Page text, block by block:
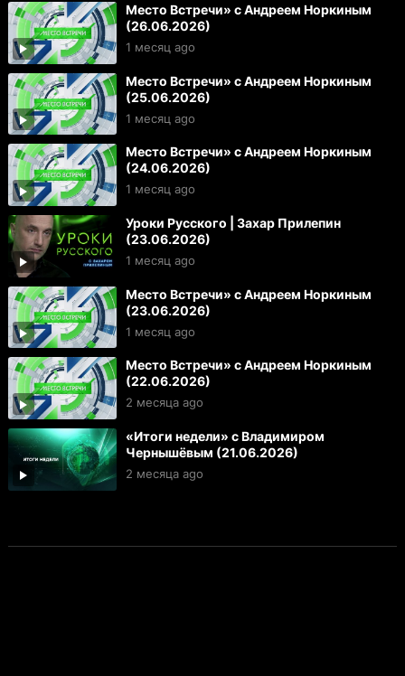
Место Встречи» с Андреем Норкиным
(26.06.2026)
1 месяц ago
Место Встречи» с Андреем Норкиным
(25.06.2026)
1 месяц ago
Место Встречи» с Андреем Норкиным
(24.06.2026)
1 месяц ago
Уроки Русского | Захар Прилепин
(23.06.2026)
1 месяц ago
Место Встречи» с Андреем Норкиным
(23.06.2026)
1 месяц ago
Место Встречи» с Андреем Норкиным
(22.06.2026)
2 месяца ago
«Итоги недели» с Владимиром
Чернышёвым (21.06.2026)
2 месяца ago